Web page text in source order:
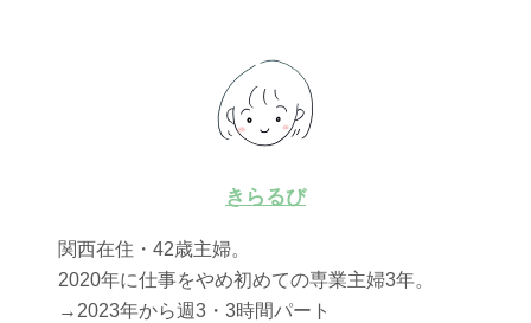
きらるび
関西在住・42歳主婦。
2020年に仕事をやめ初めての専業主婦3年。
→2023年から週3・3時間パート